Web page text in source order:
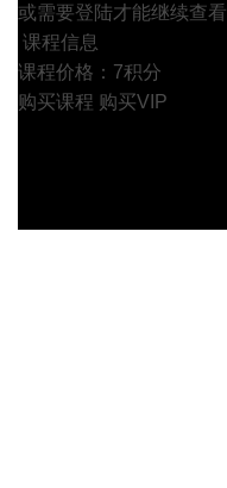
或需要登陆才能继续查看
课程信息
课程价格：7积分
购买课程 购买VIP